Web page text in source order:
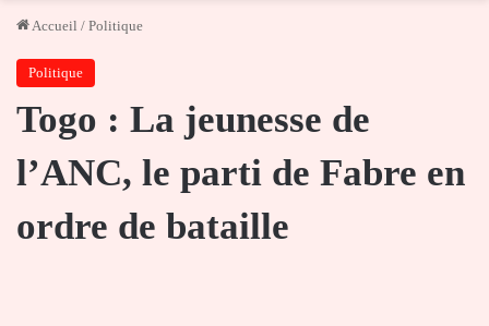
Accueil / Politique
Politique
Togo : La jeunesse de
l’ANC, le parti de Fabre en
ordre de bataille